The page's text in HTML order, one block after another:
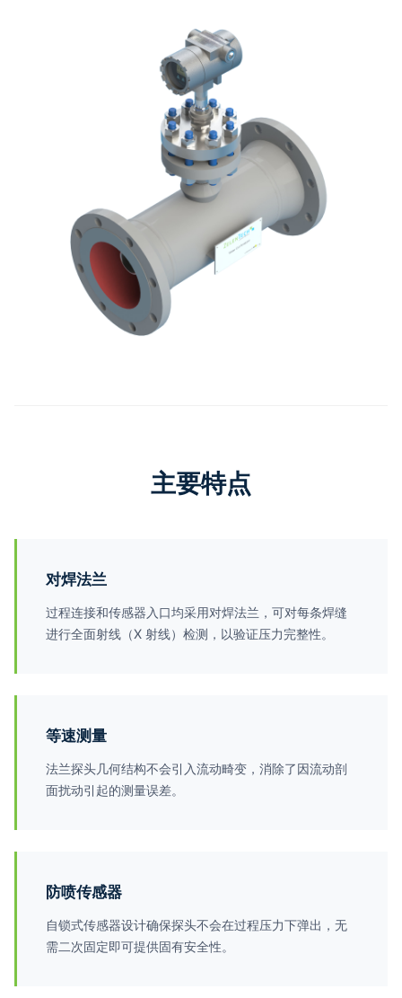
主要特点
对焊法兰
过程连接和传感器入口均采用对焊法兰，可对每条焊缝
进行全面射线（X 射线）检测，以验证压力完整性。
等速测量
法兰探头几何结构不会引入流动畸变，消除了因流动剖
面扰动引起的测量误差。
防喷传感器
自锁式传感器设计确保探头不会在过程压力下弹出，无
需二次固定即可提供固有安全性。